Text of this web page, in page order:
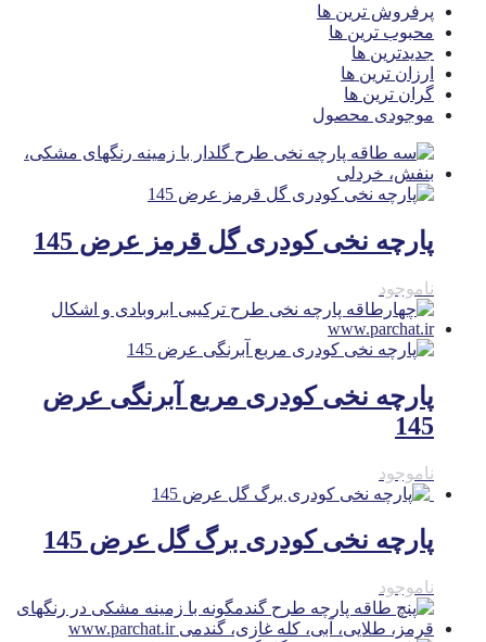
پرفروش ترین ها
محبوب ترین ها
جدیدترین ها
ارزان ترین ها
گران ترین ها
موجودی محصول
پارچه نخی کودری گل قرمز عرض 145
ناموجود
پارچه نخی کودری مربع آبرنگی عرض
145
ناموجود
پارچه نخی کودری برگ گل عرض 145
ناموجود